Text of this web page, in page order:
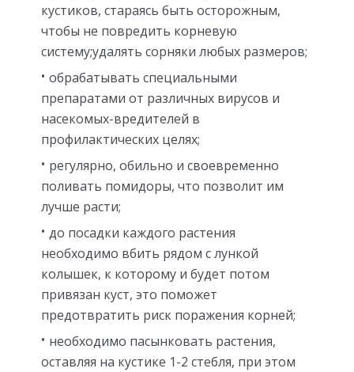
кустиков, стараясь быть осторожным,
чтобы не повредить корневую
систему;удалять сорняки любых размеров;
обрабатывать специальными
препаратами от различных вирусов и
насекомых-вредителей в
профилактических целях;
регулярно, обильно и своевременно
поливать помидоры, что позволит им
лучше расти;
до посадки каждого растения
необходимо вбить рядом с лункой
колышек, к которому и будет потом
привязан куст, это поможет
предотвратить риск поражения корней;
необходимо пасынковать растения,
оставляя на кустике 1-2 стебля, при этом